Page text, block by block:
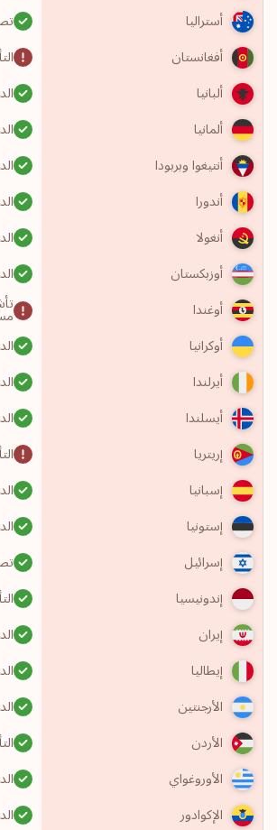
أستراليا
أفغانستان
ألبانيا
ألمانيا
أنتيغوا وبربودا
أندورا
أنغولا
أوزبكستان
أوغندا
أوكرانيا
أيرلندا
أيسلندا
إريتريا
إسبانيا
إستونيا
إسرائيل
إندونيسيا
إيران
إيطاليا
الأرجنتين
الأردن
الأوروغواي
الإكوادور